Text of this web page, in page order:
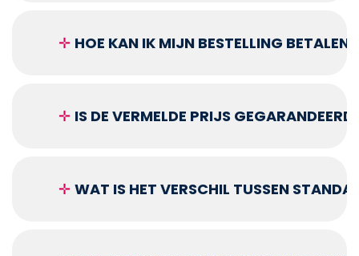
✛ HOE KAN IK MIJN BESTELLING BETALEN?
✛ IS DE VERMELDE PRIJS
✛ WAT IS HET VERSCHIL TUSSEN